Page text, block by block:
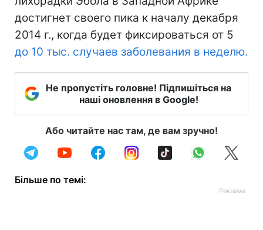
достигнет своего пика к началу декабря
2014 г., когда будет фиксироваться от 5
до 10 тыс. случаев заболевания в неделю.
Не пропустіть головне! Підпишіться на
наші оновлення в Google!
Або читайте нас там, де вам зручно!
Більше по темі: